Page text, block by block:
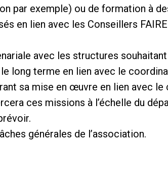
par exemple) ou de formation à
en lien avec les Conseillers
avec les structures souhaitant
long terme en lien avec le
sa mise en œuvre en lien avec le
ces missions à l’échelle du
générales de l’association.